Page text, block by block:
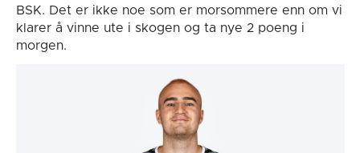
BSK. Det er ikke noe som er morsommere enn om vi
klarer å vinne ute i skogen og ta nye 2 poeng i
morgen.